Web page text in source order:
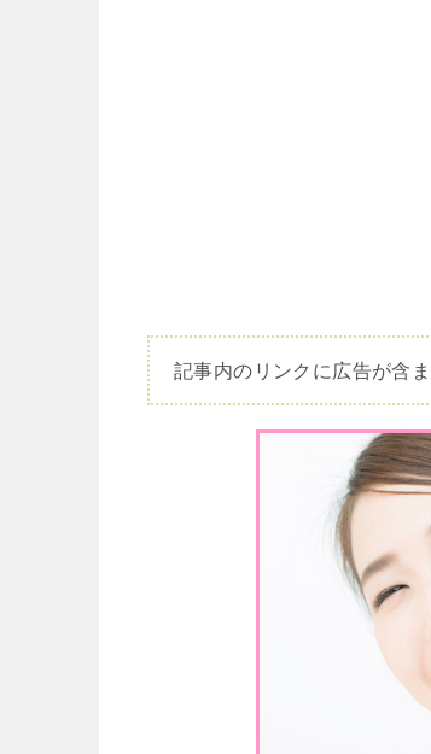
記事内のリンクに広告が含